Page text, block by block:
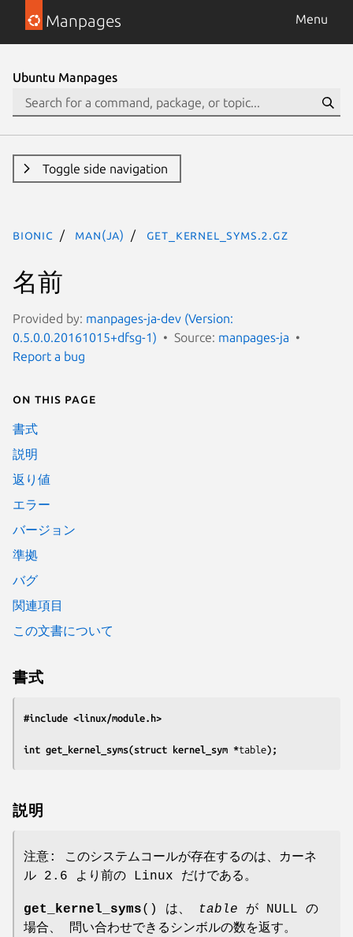
Manpages Menu
Ubuntu Manpages
Toggle side navigation
bionic man(ja) get_kernel_syms.2.gz
名前
Provided by: manpages-ja-dev (Version:
0.5.0.0.20161015+dfsg-1)
Source: manpages-ja
Report a bug
On this page
書式
説明
返り値
エラー
バージョン
準拠
バグ
関連項目
この文書について
書式
#include <linux/module.h>
int get_kernel_syms(struct kernel_sym *table);
説明
注意: このシステムコールが存在するのは、カーネ
ル 2.6 より前の Linux だけである。
get_kernel_syms() は、 table が NULL の
場合、 問い合わせできるシンボルの数を返す。